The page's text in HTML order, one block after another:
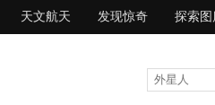
天文航天 发现惊奇 探索图